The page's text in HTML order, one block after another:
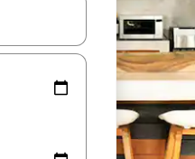
頭，或輕點、滑動裝置。